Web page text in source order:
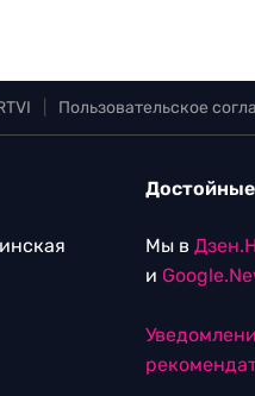
Пользовательское
Мы в
и